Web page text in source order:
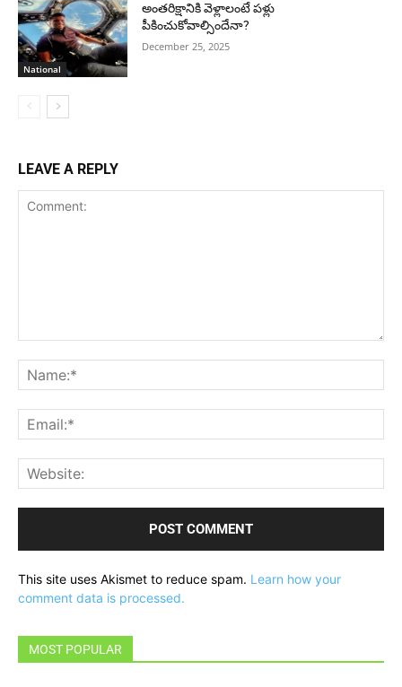
National
అంతరిక్షానికి వెళ్లాలంటే పళ్లు
పీకించుకోవాల్సిందేనా?
December 25, 2025
LEAVE A REPLY
This site uses Akismet to reduce spam. Learn how your
comment data is processed.
MOST POPULAR